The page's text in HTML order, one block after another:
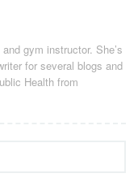
gym instructor. She’s
for several blogs and
Health from